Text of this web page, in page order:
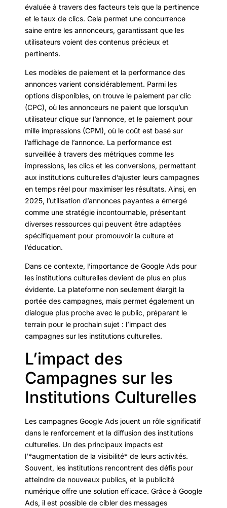
évaluée à travers des facteurs tels que la pertinence
et le taux de clics. Cela permet une concurrence
saine entre les annonceurs, garantissant que les
utilisateurs voient des contenus précieux et
pertinents.
Les modèles de paiement et la performance des
annonces varient considérablement. Parmi les
options disponibles, on trouve le paiement par clic
(CPC), où les annonceurs ne paient que lorsqu’un
utilisateur clique sur l’annonce, et le paiement pour
mille impressions (CPM), où le coût est basé sur
l’affichage de l’annonce. La performance est
surveillée à travers des métriques comme les
impressions, les clics et les conversions, permettant
aux institutions culturelles d’ajuster leurs campagnes
en temps réel pour maximiser les résultats. Ainsi, en
2025, l’utilisation d’annonces payantes a émergé
comme une stratégie incontournable, présentant
diverses ressources qui peuvent être adaptées
spécifiquement pour promouvoir la culture et
l’éducation.
Dans ce contexte, l’importance de Google Ads pour
les institutions culturelles devient de plus en plus
évidente. La plateforme non seulement élargit la
portée des campagnes, mais permet également un
dialogue plus proche avec le public, préparant le
terrain pour le prochain sujet : l’impact des
campagnes sur les institutions culturelles.
L’impact des
Campagnes sur les
Institutions Culturelles
Les campagnes Google Ads jouent un rôle significatif
dans le renforcement et la diffusion des institutions
culturelles. Un des principaux impacts est
l’*augmentation de la visibilité* de leurs activités.
Souvent, les institutions rencontrent des défis pour
atteindre de nouveaux publics, et la publicité
numérique offre une solution efficace. Grâce à Google
Ads, il est possible de cibler des messages